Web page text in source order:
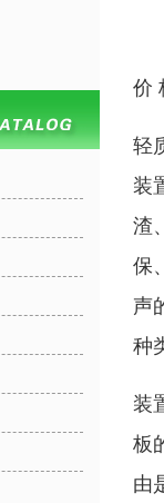
价
轻
装
渣
保
声
种
装
板
由